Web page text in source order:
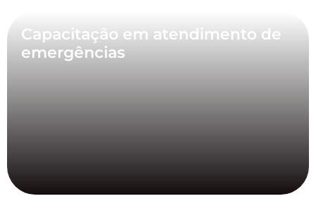
Capacitação em atendimento de
emergências